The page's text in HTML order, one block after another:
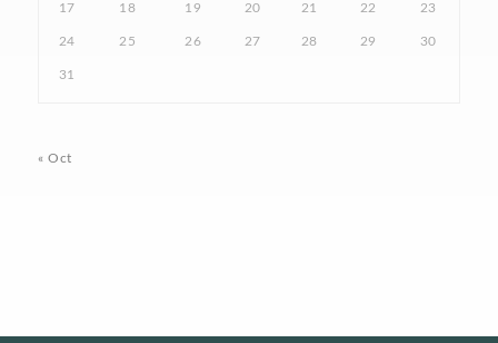
17 18 19 20 21 22 23
24 25 26 27 28 29 30
31
« Oct